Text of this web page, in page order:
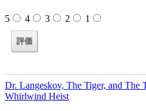
5 4 3 2 1
Dr. Langeskov, The Tiger, and The
Whirlwind Heist